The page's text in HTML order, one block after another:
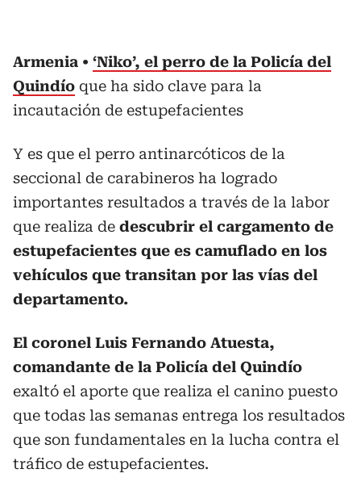
Armenia
‘Niko’, el perro de la Policía del
Quindío que ha sido clave para la
incautación de estupefacientes
Y es que el perro antinarcóticos de la
seccional de carabineros ha logrado
importantes resultados a través de la labor
que realiza de descubrir el cargamento de
estupefacientes que es camuflado en los
vehículos que transitan por las vías del
departamento.
El coronel Luis Fernando Atuesta,
comandante de la Policía del Quindío
exaltó el aporte que realiza el canino puesto
que todas las semanas entrega los resultados
que son fundamentales en la lucha contra el
tráfico de estupefacientes.